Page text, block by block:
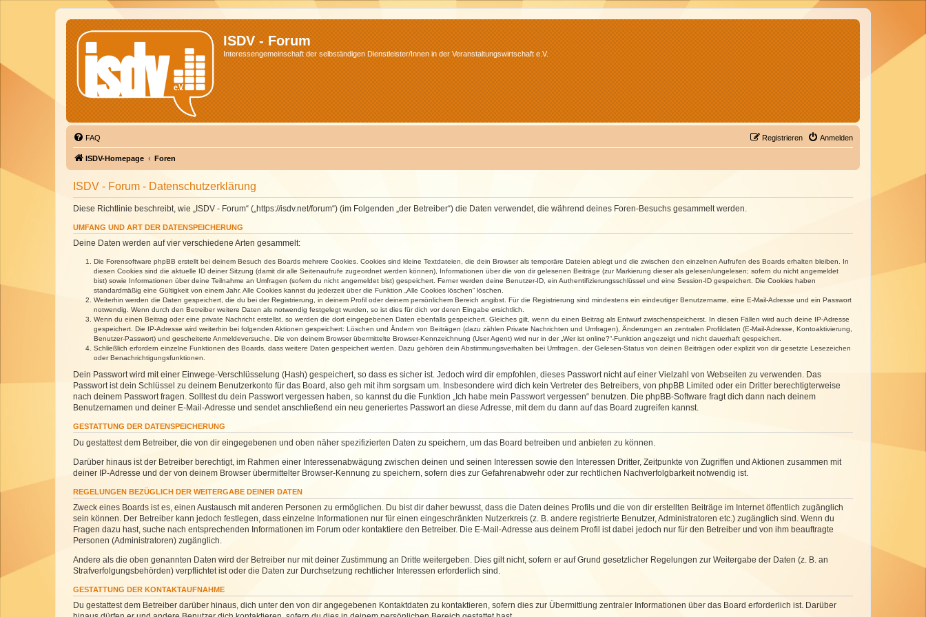
ISDV - Forum
Interessengemeinschaft der selbständigen Dienstleister/Innen in der Veranstaltungswirtschaft e.V.
FAQ Anmelden
Registrieren
ISDV-Homepage Foren
ISDV - Forum - Datenschutzerklärung
Diese Richtlinie beschreibt, wie „ISDV - Forum“ („https://isdv.net/forum“) (im Folgenden „der Betreiber“) die Daten verwendet, die während deines Foren-Besuchs gesammelt werden.
UMFANG UND ART DER DATENSPEICHERUNG
Deine Daten werden auf vier verschiedene Arten gesammelt:
Die Forensoftware phpBB erstellt bei deinem Besuch des Boards mehrere Cookies. Cookies sind kleine Textdateien, die dein Browser als temporäre Dateien ablegt und die zwischen den einzelnen Aufrufen des Boards erhalten bleiben. In
diesen Cookies sind die aktuelle ID deiner Sitzung (damit dir alle Seitenaufrufe zugeordnet werden können), Informationen über die von dir gelesenen Beiträge (zur Markierung dieser als gelesen/ungelesen; sofern du nicht angemeldet
bist) sowie Informationen über deine Teilnahme an Umfragen (sofern du nicht angemeldet bist) gespeichert. Ferner werden deine Benutzer-ID, ein Authentifizierungsschlüssel und eine Session-ID gespeichert. Die Cookies haben
standardmäßig eine Gültigkeit von einem Jahr. Alle Cookies kannst du jederzeit über die Funktion „Alle Cookies löschen“ löschen.
Weiterhin werden die Daten gespeichert, die du bei der Registrierung, in deinem Profil oder deinem persönlichem Bereich angibst. Für die Registrierung sind mindestens ein eindeutiger Benutzername, eine E-Mail-Adresse und ein Passwort
notwendig. Wenn durch den Betreiber weitere Daten als notwendig festgelegt wurden, so ist dies für dich vor deren Eingabe ersichtlich.
Wenn du einen Beitrag oder eine private Nachricht erstellst, so werden die dort eingegebenen Daten ebenfalls gespeichert. Gleiches gilt, wenn du einen Beitrag als Entwurf zwischenspeicherst. In diesen Fällen wird auch deine IP-Adresse
gespeichert. Die IP-Adresse wird weiterhin bei folgenden Aktionen gespeichert: Löschen und Ändern von Beiträgen (dazu zählen Private Nachrichten und Umfragen), Änderungen an zentralen Profildaten (E-Mail-Adresse, Kontoaktivierung,
Benutzer-Passwort) und gescheiterte Anmeldeversuche. Die von deinem Browser übermittelte Browser-Kennzeichnung (User Agent) wird nur in der „Wer ist online?“-Funktion angezeigt und nicht dauerhaft gespeichert.
Schließlich erfordern einzelne Funktionen des Boards, dass weitere Daten gespeichert werden. Dazu gehören dein Abstimmungsverhalten bei Umfragen, der Gelesen-Status von deinen Beiträgen oder explizit von dir gesetzte Lesezeichen
oder Benachrichtigungsfunktionen.
Dein Passwort wird mit einer Einwege-Verschlüsselung (Hash) gespeichert, so dass es sicher ist. Jedoch wird dir empfohlen, dieses Passwort nicht auf einer Vielzahl von Webseiten zu verwenden. Das
Passwort ist dein Schlüssel zu deinem Benutzerkonto für das Board, also geh mit ihm sorgsam um. Insbesondere wird dich kein Vertreter des Betreibers, von phpBB Limited oder ein Dritter berechtigterweise
nach deinem Passwort fragen. Solltest du dein Passwort vergessen haben, so kannst du die Funktion „Ich habe mein Passwort vergessen“ benutzen. Die phpBB-Software fragt dich dann nach deinem
Benutzernamen und deiner E-Mail-Adresse und sendet anschließend ein neu generiertes Passwort an diese Adresse, mit dem du dann auf das Board zugreifen kannst.
GESTATTUNG DER DATENSPEICHERUNG
Du gestattest dem Betreiber, die von dir eingegebenen und oben näher spezifizierten Daten zu speichern, um das Board betreiben und anbieten zu können.
Darüber hinaus ist der Betreiber berechtigt, im Rahmen einer Interessenabwägung zwischen deinen und seinen Interessen sowie den Interessen Dritter, Zeitpunkte von Zugriffen und Aktionen zusammen mit
deiner IP-Adresse und der von deinem Browser übermittelter Browser-Kennung zu speichern, sofern dies zur Gefahrenabwehr oder zur rechtlichen Nachverfolgbarkeit notwendig ist.
REGELUNGEN BEZÜGLICH DER WEITERGABE DEINER DATEN
Zweck eines Boards ist es, einen Austausch mit anderen Personen zu ermöglichen. Du bist dir daher bewusst, dass die Daten deines Profils und die von dir erstellten Beiträge im Internet öffentlich zugänglich
sein können. Der Betreiber kann jedoch festlegen, dass einzelne Informationen nur für einen eingeschränkten Nutzerkreis (z. B. andere registrierte Benutzer, Administratoren etc.) zugänglich sind. Wenn du
Fragen dazu hast, suche nach entsprechenden Informationen im Forum oder kontaktiere den Betreiber. Die E-Mail-Adresse aus deinem Profil ist dabei jedoch nur für den Betreiber und von ihm beauftragte
Personen (Administratoren) zugänglich.
Andere als die oben genannten Daten wird der Betreiber nur mit deiner Zustimmung an Dritte weitergeben. Dies gilt nicht, sofern er auf Grund gesetzlicher Regelungen zur Weitergabe der Daten (z. B. an
Strafverfolgungsbehörden) verpflichtet ist oder die Daten zur Durchsetzung rechtlicher Interessen erforderlich sind.
GESTATTUNG DER KONTAKTAUFNAHME
Du gestattest dem Betreiber darüber hinaus, dich unter den von dir angegebenen Kontaktdaten zu kontaktieren, sofern dies zur Übermittlung zentraler Informationen über das Board erforderlich ist. Darüber